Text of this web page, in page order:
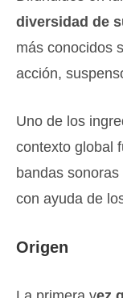
diversidad de
más conocidos
acción,
Uno de los
contexto global
bandas
con ayuda de
Origen